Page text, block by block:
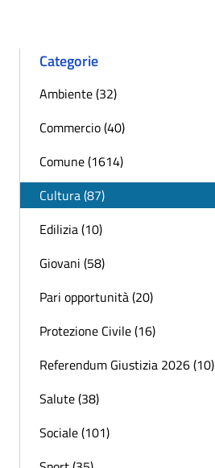
Categorie
Ambiente (32)
Commercio (40)
Comune (1614)
Cultura (87)
Edilizia (10)
Giovani (58)
Pari opportunità (20)
Protezione Civile (16)
Referendum Giustizia 2026 (10)
Salute (38)
Sociale (101)